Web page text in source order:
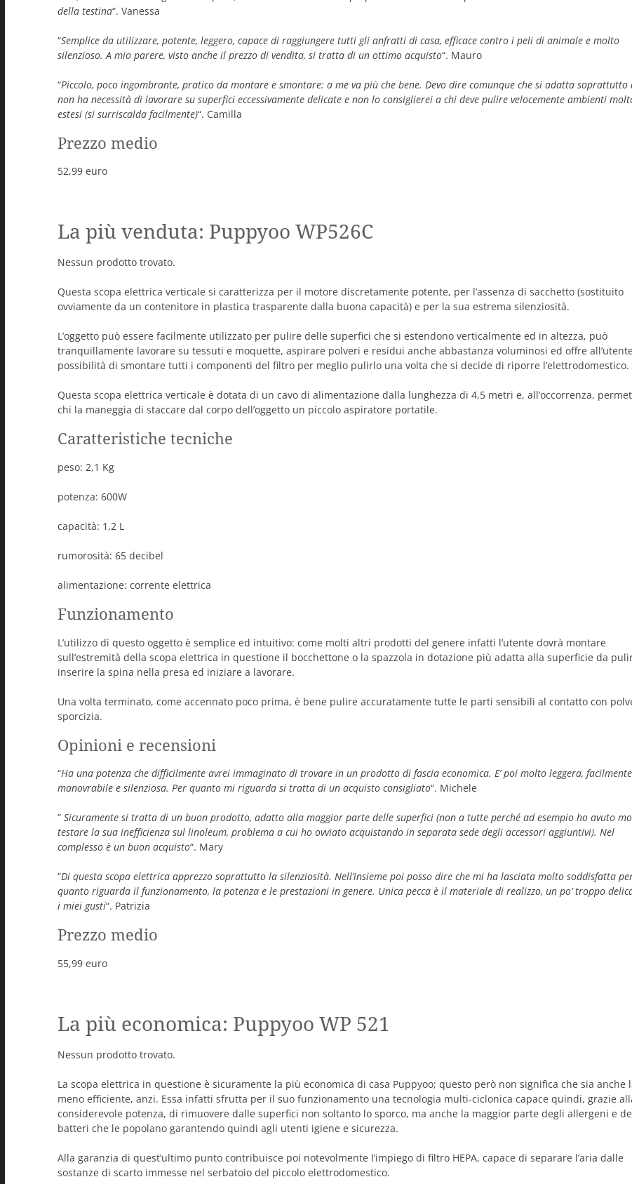
della testina“. Vanessa
“Semplice da utilizzare, potente, leggero, capace di raggiungere tutti gli anfratti di casa, efficace contro i peli di animale e molto
silenzioso. A mio parere, visto anche il prezzo di vendita, si tratta di un ottimo acquisto“. Mauro
“Piccolo, poco ingombrante, pratico da montare e smontare: a me va più che bene. Devo dire comunque che si adatta soprattutto
non ha necessità di lavorare su superfici eccessivamente delicate e non lo consiglierei a chi deve pulire velocemente ambienti
estesi (si surriscalda facilmente)“. Camilla
Prezzo medio
52,99 euro
La più venduta: Puppyoo WP526C
Nessun prodotto trovato.
Questa scopa elettrica verticale si caratterizza per il motore discretamente potente, per l’assenza di sacchetto (sostituito
ovviamente da un contenitore in plastica trasparente dalla buona capacità) e per la sua estrema silenziosità.
L’oggetto può essere facilmente utilizzato per pulire delle superfici che si estendono verticalmente ed in altezza, può
tranquillamente lavorare su tessuti e moquette, aspirare polveri e residui anche abbastanza voluminosi ed offre
possibilità di smontare tutti i componenti del filtro per meglio pulirlo una volta che si decide di riporre l’elettrodomestico.
Questa scopa elettrica verticale è dotata di un cavo di alimentazione dalla lunghezza di 4,5 metri e, all’occorrenza,
chi la maneggia di staccare dal corpo dell’oggetto un piccolo aspiratore portatile.
Caratteristiche tecniche
peso: 2,1 Kg
potenza: 600W
capacità: 1,2 L
rumorosità: 65 decibel
alimentazione: corrente elettrica
Funzionamento
L’utilizzo di questo oggetto è semplice ed intuitivo: come molti altri prodotti del genere infatti l’utente dovrà montare
sull’estremità della scopa elettrica in questione il bocchettone o la spazzola in dotazione più adatta alla superficie da
inserire la spina nella presa ed iniziare a lavorare.
Una volta terminato, come accennato poco prima, è bene pulire accuratamente tutte le parti sensibili al contatto con
sporcizia.
Opinioni e recensioni
“Ha una potenza che difficilmente avrei immaginato di trovare in un prodotto di fascia economica. E’ poi molto leggera, facilmente
manovrabile e silenziosa. Per quanto mi riguarda si tratta di un acquisto consigliato“. Michele
” Sicuramente si tratta di un buon prodotto, adatto alla maggior parte delle superfici (non a tutte perché ad esempio ho avuto
testare la sua inefficienza sul linoleum, problema a cui ho ovviato acquistando in separata sede degli accessori aggiuntivi). Nel
complesso è un buon acquisto“. Mary
“Di questa scopa elettrica apprezzo soprattutto la silenziosità. Nell’insieme poi posso dire che mi ha lasciata molto soddisfatta
quanto riguarda il funzionamento, la potenza e le prestazioni in genere. Unica pecca è il materiale di realizzo, un po’ troppo
i miei gusti“. Patrizia
Prezzo medio
55,99 euro
La più economica: Puppyoo WP 521
Nessun prodotto trovato.
La scopa elettrica in questione è sicuramente la più economica di casa Puppyoo; questo però non significa che sia anche
meno efficiente, anzi. Essa infatti sfrutta per il suo funzionamento una tecnologia multi-ciclonica capace quindi, grazie
considerevole potenza, di rimuovere dalle superfici non soltanto lo sporco, ma anche la maggior parte degli allergeni e
batteri che le popolano garantendo quindi agli utenti igiene e sicurezza.
Alla garanzia di quest’ultimo punto contribuisce poi notevolmente l’impiego di filtro HEPA, capace di separare l’aria dalle
sostanze di scarto immesse nel serbatoio del piccolo elettrodomestico.